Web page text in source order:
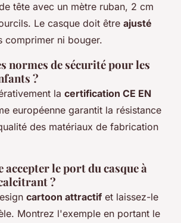
tête avec un mètre ruban, 2 cm
Le casque doit être ajusté
comprimer ni bouger.
normes de sécurité pour les
?
la certification CE EN
européenne garantit la résistance
des matériaux de fabrication
le port du casque à
?
cartoon attractif et laissez-le
Montrez l'exemple en portant le